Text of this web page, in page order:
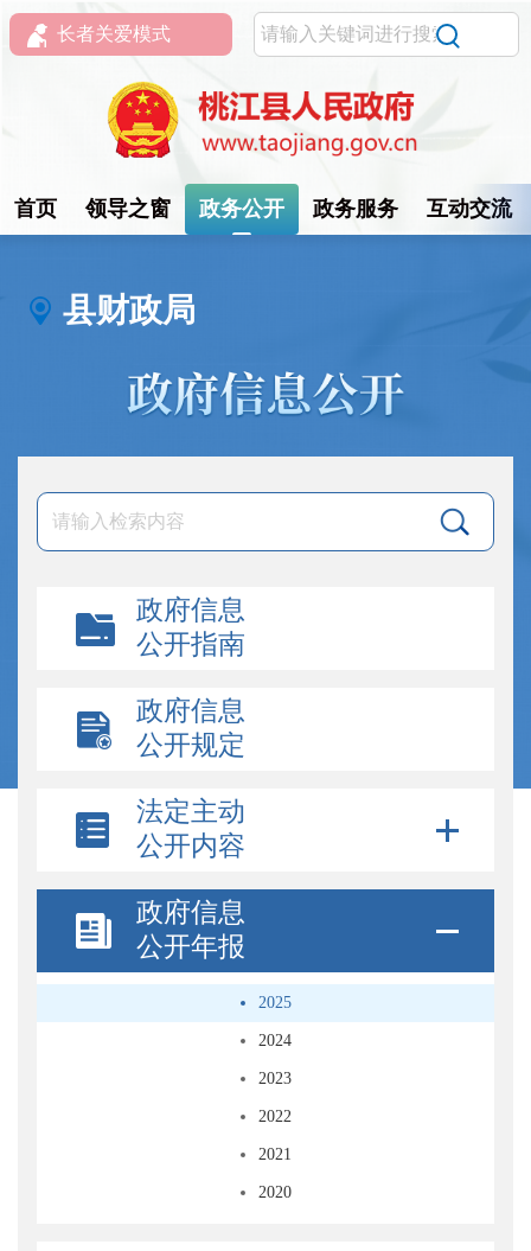
长者关爱模式
首页 领导之窗 政务公开 政务服务 互动交流
县财政局
政府信息
公开指南
政府信息
公开规定
法定主动
公开内容
政府信息
公开年报
2025
2024
2023
2022
2021
2020